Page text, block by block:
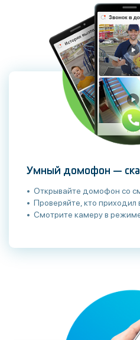
Умный домофон —
• Открывайте домофон со
• Проверяйте, кто приходил
• Смотрите камеру в